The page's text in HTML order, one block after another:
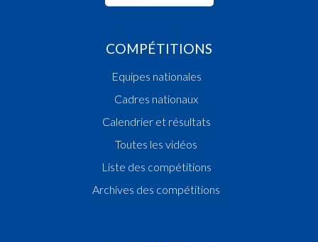
COMPÉTITIONS
Equipes nationales
Cadres nationaux
Calendrier et résultats
Toutes les vidéos
Liste des compétitions
Archives des compétitions